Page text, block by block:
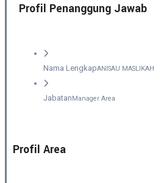
Profil Penanggung Jawab
Nama LengkapANISAU MASLIKAH
JabatanManager Area
Profil Area